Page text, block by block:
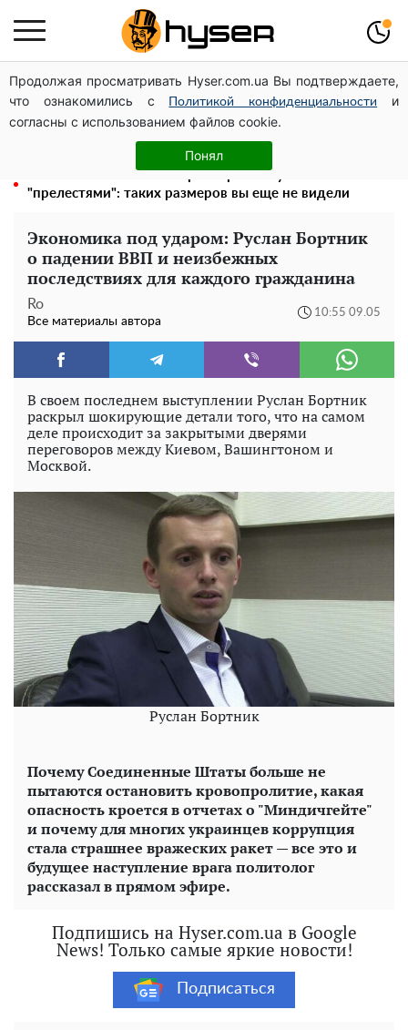
Продолжая просматривать Hyser.com.ua Вы подтверждаете,
что ознакомились с
Политикой конфиденциальности
и
согласны с использованием файлов cookie.
Понял
Может ли Почтовая площадь стать главной точкой
входа в исторический Киев
Голая Елена Тополя в интересных позах заставила
отвисать челюсти: слив видео – было только началом
"прелестями": таких размеров вы еще не видели
Экономика под ударом: Руслан Бортник
о падении ВВП и неизбежных
последствиях для каждого гражданина
Ro
Все материалы автора
10:55 09.05
В своем последнем выступлении Руслан Бортник
раскрыл шокирующие детали того, что на самом
деле происходит за закрытыми дверями
переговоров между Киевом, Вашингтоном и
Москвой.
Руслан Бортник
Почему Соединенные Штаты больше не
пытаются остановить кровопролитие, какая
опасность кроется в отчетах о "Миндичгейте"
и почему для многих украинцев коррупция
стала страшнее вражеских ракет — все это и
будущее наступление врага политолог
рассказал в прямом эфире.
Подпишись на Hyser.com.ua в Google
News! Только самые яркие новости!
Подписаться